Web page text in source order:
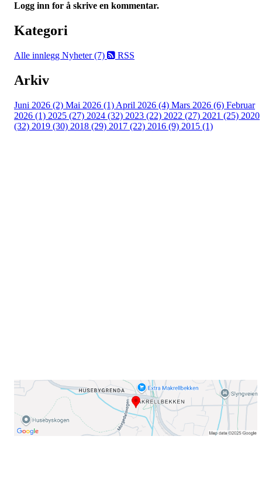
Logg inn for å skrive en kommentar.
Kategori
Alle innlegg Nyheter (7) RSS
Arkiv
Juni 2026 (2) Mai 2026 (1) April 2026 (4) Mars 2026 (6) Februar
2026 (1) 2025 (27) 2024 (32) 2023 (22) 2022 (27) 2021 (25) 2020
(32) 2019 (30) 2018 (29) 2017 (22) 2016 (9) 2015 (1)